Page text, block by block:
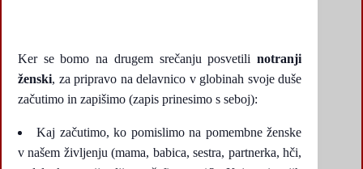
Ker se bomo na drugem srečanju posvetilinotranji
ženski, za pripravo na delavnico v globinah svoje duše
začutimo in zapišimo (zapis prinesimo s seboj):
Kaj začutimo, ko pomislimo na pomembne ženske
v našem življenju (mama, babica, sestra, partnerka, hči,